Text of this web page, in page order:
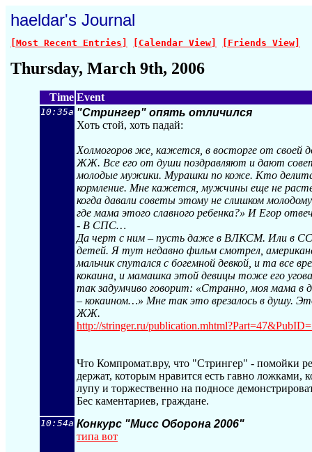
haeldar's Journal
[Most Recent Entries] [Calendar View] [Friends View]
Thursday, March 9th, 2006
Time Event
10:35a "Стрингер" опять отличился
Хоть стой, хоть падай:
Холмогоров же, кажется, в восторге от своей
ЖЖ. Все его от души поздравляют и дают
молодые мужики. Мурашки по коже. Кто
кормление. Мне кажется, мужчины еще не
когда давали советы этому не слишком
где мама этого славного ребенка?» И Егор
- В СПС…
Да черт с ним – пусть даже в ВЛКСМ. Или в
детей. Я тут недавно фильм смотрел,
мальчик спутался с богемной девкой, и та все
кокаина, и мамашка этой девицы тоже его
так задумчиво говорит: «Странно, моя мама в
– кокаином…» Мне так это врезалось в душу.
ЖЖ.
http://stringer.ru/publication.mhtml?Pa
Что Компромат.вру, что "Стрингер" - помойки
держат, которым нравится есть гавно ложками,
лупу и торжественно на подносе
Бес каментариев, граждане.
10:54a Конкурс "Мисс Оборона 2006"
типа вот